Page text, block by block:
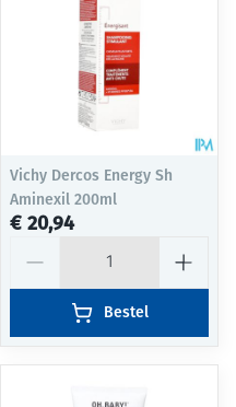
Vichy Dercos Energy Sh
Aminexil 200ml
€ 20,94
Bestel